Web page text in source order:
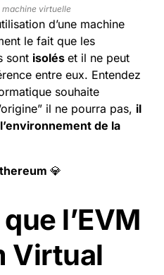
machine virtuelle
d’une machine
le fait que les
sont isolés et il ne peut
entre eux. Entendez
souhaite
il ne pourra pas, il
de la
💎
l’EVM
Virtual